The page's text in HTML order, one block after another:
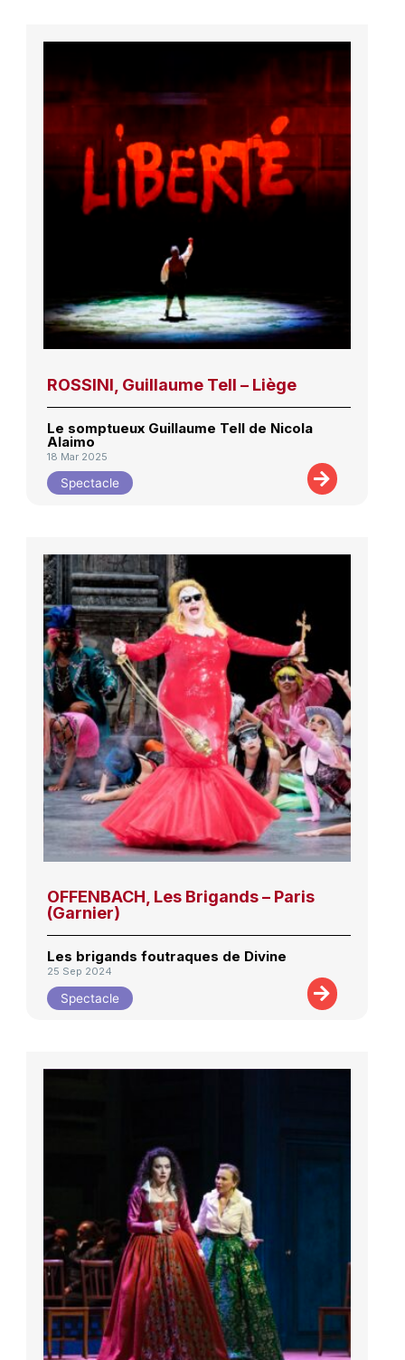
ROSSINI, Guillaume Tell – Liège
Le somptueux Guillaume Tell de Nicola
Alaimo
18 Mar 2025
Spectacle
OFFENBACH, Les Brigands – Paris
(Garnier)
Les brigands foutraques de Divine
25 Sep 2024
Spectacle